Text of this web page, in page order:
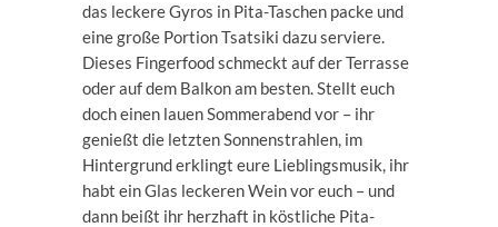
das leckere Gyros in Pita-Taschen packe und
eine große Portion Tsatsiki dazu serviere.
Dieses Fingerfood schmeckt auf der Terrasse
oder auf dem Balkon am besten. Stellt euch
doch einen lauen Sommerabend vor – ihr
genießt die letzten Sonnenstrahlen, im
Hintergrund erklingt eure Lieblingsmusik, ihr
habt ein Glas leckeren Wein vor euch – und
dann beißt ihr herzhaft in köstliche Pita-